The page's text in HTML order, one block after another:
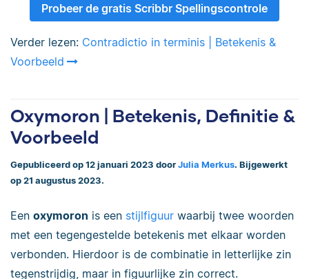
Probeer de gratis Scribbr Spellingscontrole
Verder lezen: Contradictio in terminis | Betekenis &
Voorbeeld
Oxymoron | Betekenis, Definitie &
Voorbeeld
Gepubliceerd op 12 januari 2023 door Julia Merkus. Bijgewerkt
op 21 augustus 2023.
Een oxymoron is een stijlfiguur waarbij twee woorden
met een tegengestelde betekenis met elkaar worden
verbonden. Hierdoor is de combinatie in letterlijke zin
tegenstrijdig, maar in figuurlijke zin correct.